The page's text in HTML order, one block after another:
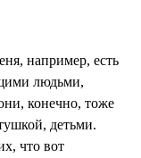
например, есть
людьми,
конечно, тоже
детьми.
что вот